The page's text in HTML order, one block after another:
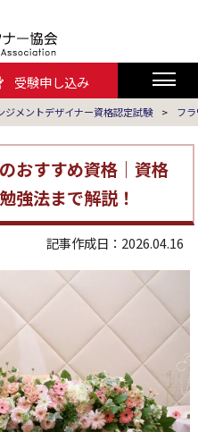
受験申し込み
ジメントデザイナー資格認定試験 > フ
おすすめ資格｜資格
強法まで解説！
記事作成日：2026.04.16